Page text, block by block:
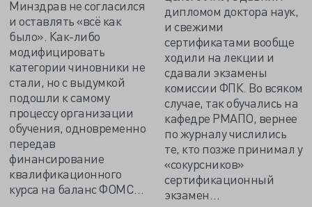
Минздрав не согласился
и оставлять «всё как
было». Как-либо
модифицировать
категории чиновники не
стали, но с выдумкой
подошли к самому
процессу организации
обучения, одновременно
передав
финансирование
квалификационного
курса на баланс ФОМС…
дипломом доктора наук,
и свежими
сертификатами вообще
ходили на лекции и
сдавали экзамены
комиссии ФПК. Во всяком
случае, так обучались на
кафедре РМАПО, вернее
по журналу числились
те, кто позже принимал у
«сокурсников»
сертификационный
экзамен…